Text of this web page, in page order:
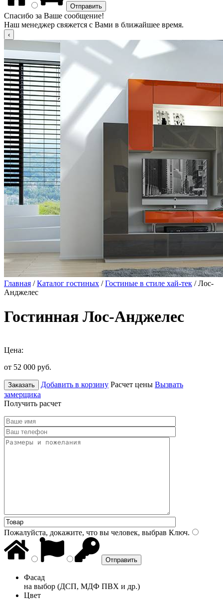
Спасибо за Ваше сообщение!
Наш менеджер свяжется с Вами в ближайшее время.
Главная /Каталог гостиных /Гостиные в стиле хай-тек / Лос-
Анджелес
Гостинная Лос-Анджелес
Цена:
от 52 000 руб.
Заказать Добавить в корзину Расчет цены Вызвать
замерщика
Получить расчет
Пожалуйста, докажите, что вы человек, выбрав Ключ.
Фасад
на выбор (ДСП, МДФ ПВХ и др.)
Цвет